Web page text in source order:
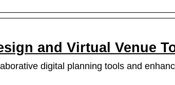
and Virtual Venue
digital planning tools and